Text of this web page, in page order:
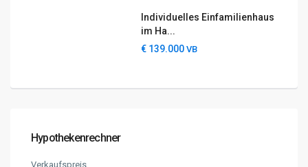
Individuelles Einfamilienhaus
im Ha...
€ 139.000VB
Hypothekenrechner
Verkaufspreis
Widerrufsbelehrung